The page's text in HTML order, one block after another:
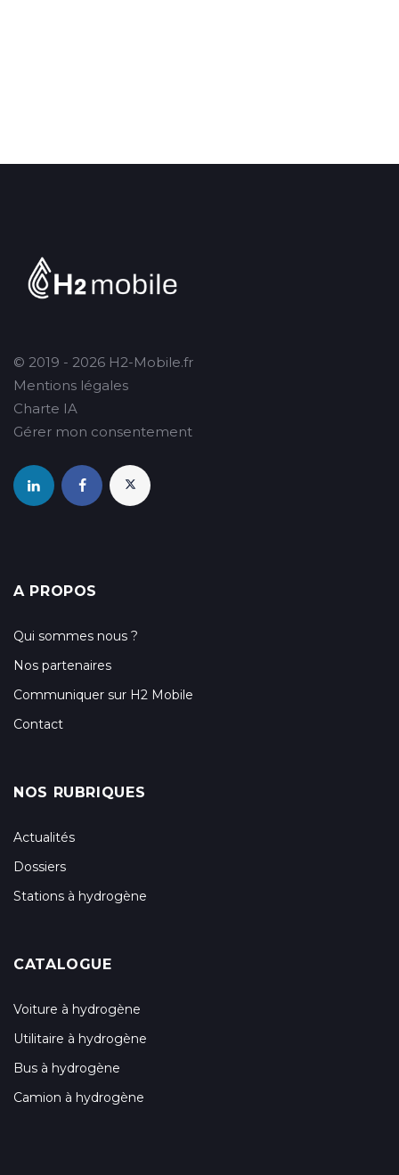
© 2019 - 2026 H2-Mobile.fr
Mentions légales
Charte IA
Gérer mon consentement
A PROPOS
Qui sommes nous ?
Nos partenaires
Communiquer sur H2 Mobile
Contact
NOS RUBRIQUES
Actualités
Dossiers
Stations à hydrogène
CATALOGUE
Voiture à hydrogène
Utilitaire à hydrogène
Bus à hydrogène
Camion à hydrogène